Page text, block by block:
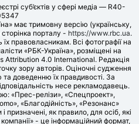
суб’єктів у сфері медіа — R40-
має тримовну версію (українську,
порталу - https://www.rbc.ua.
правовласникам. Всі фотографії на
«РБК-Україна», розміщені на
Attribution 4.0 International. Редакція
зору авторів. Оціночні судження
доведенню їх правдивості. За
несе рекламодавець.
«Прес-релізи», «Спецпроект»,
«Благодійність», «Резонанс»
як правило, для осіб, які
- це інформаційний формат,